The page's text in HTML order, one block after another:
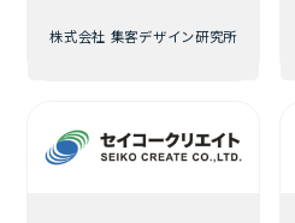
株式会社 集客デザイン研究所